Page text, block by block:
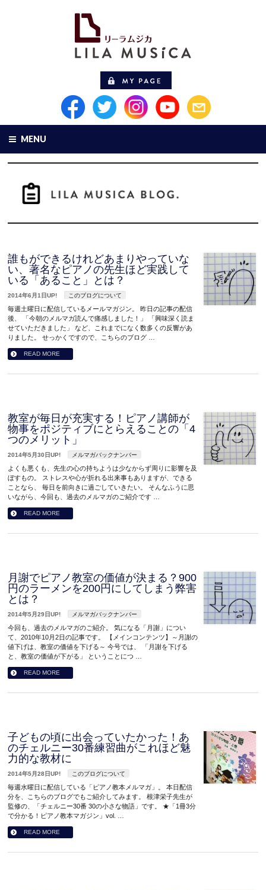
MENU
誰もができるけれどあまりやっていな
い、著名なピアノの先生ほど実践して
いる「あること」とは？
2014年6月1日UP! このブログについて
毎週土曜日に配信しているメールマガジン。 昨日の記事の配信
後、 「今朝のメルマガ読んで痛感しました！」 「興味深く読ま
せていただきました」 など、これまでになく数多くの反響があ
りました。 せっかくですので、こちらのブログ …
READ MORE
教室が毎日が充実する！ピアノ講師が
物事をポジティブにとらえることの「4
つのメリット」
2014年5月30日UP! メルマガバックナンバー
よくも悪くも、先生の心の持ちようは少なからず周りに影響を及
ぼすもの。 ストレスや心が折れる出来事もありますが、できる
ことなら、 毎日を前向きに過ごしていきたい。 そんなふうに思
いながら、今回も、過去のメルマガのご紹介です …
READ MORE
月謝でピアノ教室の価値が決まる？900
円のラーメンを200円にしてしまう弊害
とは？
2014年5月29日UP! メルマガバックナンバー
今回も、過去のメルマガのご紹介。 気になる「月謝」につい
て、2010年10月2日の記事です。 【メインコンテンツ】～月謝の
値下げは、教室の価値を下げる～ 今号では、 「月謝を下げる
と、教室の価値が下がる」 ということにつ …
READ MORE
子どもの頃に出会っていたかった！あ
のチェルニー30番練習曲がこれほど魅
力的な教材に
2014年5月28日UP! このブログについて
毎週水曜日に配信している「ピアノ教本メルマガ」。 本日配信
分を、こちらのブログでもご紹介してみます。 根津栄子先生が
監修の、「チェルニー30番 30の小さな物語」です。 ★「1冊3分
で分かる！ピアノ教本マガジン」vol. …
READ MORE